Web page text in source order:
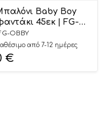
Baby Boy
45εκ | FG-
OBBY
από 7-12 ημέρες
€